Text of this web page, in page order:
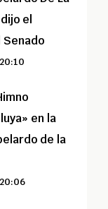
el
en la
de la